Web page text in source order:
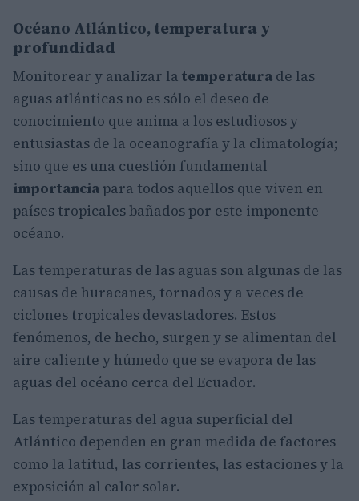
Océano Atlántico, temperatura y
profundidad
Monitorear y analizar la temperatura de las
aguas atlánticas no es sólo el deseo de
conocimiento que anima a los estudiosos y
entusiastas de la oceanografía y la climatología;
sino que es una cuestión fundamental
importanciapara todos aquellos que viven en
países tropicales bañados por este imponente
océano.
Las temperaturas de las aguas son algunas de las
causas de huracanes, tornados y a veces de
ciclones tropicales devastadores. Estos
fenómenos, de hecho, surgen y se alimentan del
aire caliente y húmedo que se evapora de las
aguas del océano cerca del Ecuador.
Las temperaturas del agua superficial del
Atlántico dependen en gran medida de factores
como la latitud, las corrientes, las estaciones y la
exposición al calor solar.